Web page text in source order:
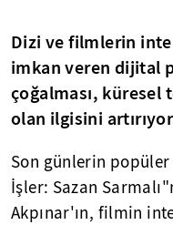
Dizi ve filmlerin
imkan veren dijital
çoğalması,
olan ilgisini
Son günlerin
İşler: Sazan
Akpınar'ın, filmin